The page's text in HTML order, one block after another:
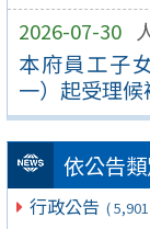
2026-07-30
本府員工子
一）起受理
依公告
行政公告 (